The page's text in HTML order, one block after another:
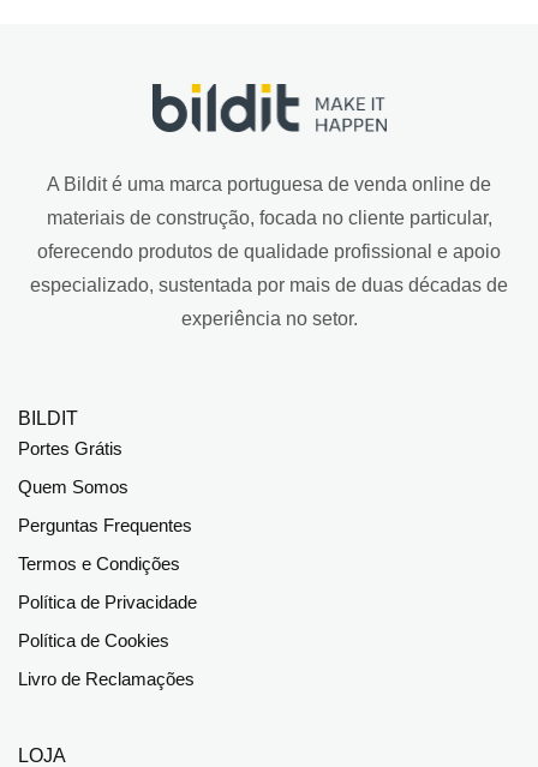
A Bildit é uma marca portuguesa de venda online de
materiais de construção, focada no cliente particular,
oferecendo produtos de qualidade profissional e apoio
especializado, sustentada por mais de duas décadas de
experiência no setor.
BILDIT
Portes Grátis
Quem Somos
Perguntas Frequentes
Termos e Condições
Política de Privacidade
Política de Cookies
Livro de Reclamações
LOJA